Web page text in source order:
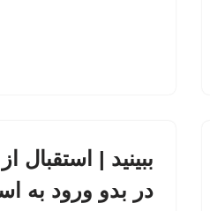
ببینید | استقبال
در بدو ورود به